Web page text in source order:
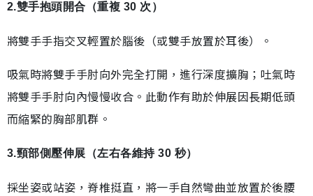
2.雙手抱頭開合（重複 30 次）
將雙手手指交叉輕置於腦後（或雙手放置於耳後）。
吸氣時將雙手手肘向外完全打開，進行深度擴胸；吐氣時
將雙手手肘向內慢慢收合。此動作有助於伸展因長期低頭
而縮緊的胸部肌群。
3.頸部側壓伸展（左右各維持 30 秒）
採坐姿或站姿，脊椎挺直，將一手自然彎曲並放置於後腰